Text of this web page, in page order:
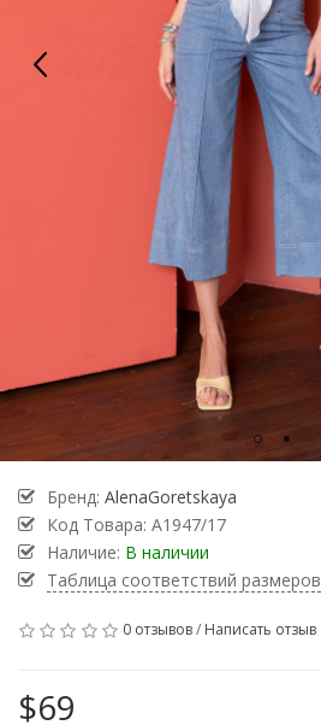
Бренд: AlenaGoretskaya
Код Товара: A1947/17
Наличие: В наличии
Таблица соответствий размеров
0 отзывов/ Написать отзыв
$69